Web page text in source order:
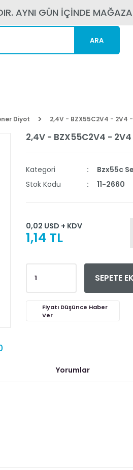
AYNI GÜN İÇİNDE
ARA
Diyot 2,4V - BZX55C2V4 - 2V4 -
2,4V - BZX55C2V4 - 2V4
Kategori
Bzx55c
Stok Kodu
11-2660
0,02 USD + KDV
1,14 TL
SEPETE
Fiyatı Düşünce Haber
Ver
Yorumlar